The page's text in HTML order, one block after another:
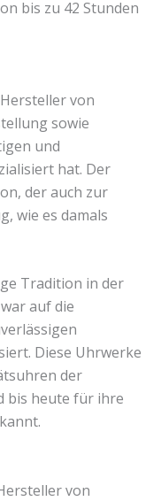
bis zu 42 Stunden
von
sowie
und
hat. Der
der auch zur
wie es damals
Tradition in der
auf die
Diese Uhrwerke
der
bis heute für ihre
von